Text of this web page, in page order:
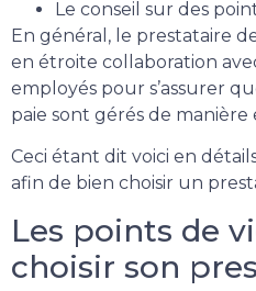
Le conseil sur des
En général, le prestataire
en étroite collaboration
employés pour s’assurer
paie sont gérés de manière
Ceci étant dit voici en
afin de bien choisir un
Les points de
choisir son